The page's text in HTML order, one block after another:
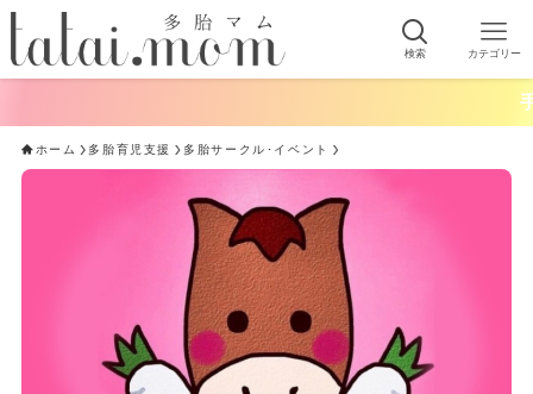
検索 カテゴリー
手軽に
ホーム 多胎育児支援 多胎サークル･イベント